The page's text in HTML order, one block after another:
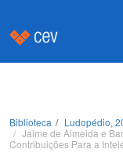
Biblioteca
Ludopédio,
Jaime de Almeida e
Contribuições Para a